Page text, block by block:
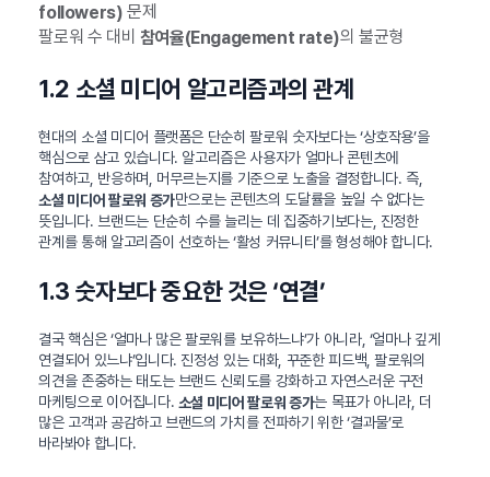
followers) 문제
팔로워 수 대비 참여율(Engagement rate)의 불균형
1.2 소셜 미디어 알고리즘과의 관계
현대의 소셜 미디어 플랫폼은 단순히 팔로워 숫자보다는 ‘상호작용’을
핵심으로 삼고 있습니다. 알고리즘은 사용자가 얼마나 콘텐츠에
참여하고, 반응하며, 머무르는지를 기준으로 노출을 결정합니다. 즉,
소셜 미디어 팔로워 증가만으로는 콘텐츠의 도달률을 높일 수 없다는
뜻입니다. 브랜드는 단순히 수를 늘리는 데 집중하기보다는, 진정한
관계를 통해 알고리즘이 선호하는 ‘활성 커뮤니티’를 형성해야 합니다.
1.3 숫자보다 중요한 것은 ‘연결’
결국 핵심은 ‘얼마나 많은 팔로워를 보유하느냐’가 아니라, ‘얼마나 깊게
연결되어 있느냐’입니다. 진정성 있는 대화, 꾸준한 피드백, 팔로워의
의견을 존중하는 태도는 브랜드 신뢰도를 강화하고 자연스러운 구전
마케팅으로 이어집니다. 소셜 미디어 팔로워 증가는 목표가 아니라, 더
많은 고객과 공감하고 브랜드의 가치를 전파하기 위한 ‘결과물’로
바라봐야 합니다.